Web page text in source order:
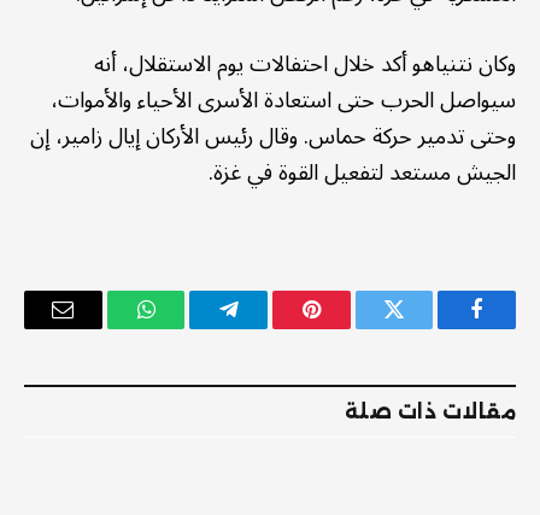
وكان نتنياهو أكد خلال احتفالات يوم الاستقلال، أنه
سيواصل الحرب حتى استعادة الأسرى الأحياء والأموات،
وحتى تدمير حركة حماس. وقال رئيس الأركان إيال زامير، إن
الجيش مستعد لتفعيل القوة في غزة.
فيسبوك تويتر بينتيريستتيلقرام واتساب
البريد
مقالات ذات صلة